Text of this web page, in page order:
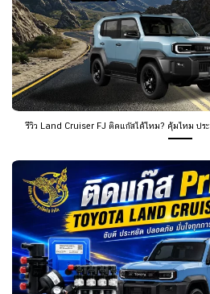
รีวิว Land Cruiser FJ ติดแก๊สได้ไหม? คุ้มไหม ปร